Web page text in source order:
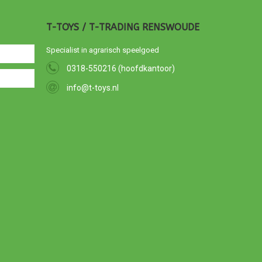
T-TOYS / T-TRADING RENSWOUDE
Specialist in agrarisch speelgoed
0318-550216 (hoofdkantoor)
info@t-toys.nl